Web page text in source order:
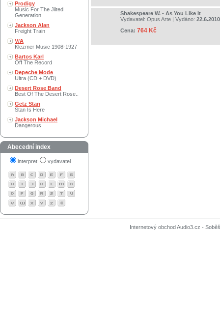
Prodigy
Music For The Jilted
Generation
Jackson Alan
Freight Train
V/A
Klezmer Music 1908-1927
Bartos Karl
Off The Record
Depeche Mode
Ultra (CD + DVD)
Desert Rose Band
Best Of The Desert Rose..
Getz Stan
Stan Is Here
Jackson Michael
Dangerous
Abecední index
interpret vydavatel
Shakespeare W. - As You Like It
Vydavatel: Opus Arte | Vydáno: 22.6.2010
Cena: 764 Kč
Internetový obchod Audio3.cz -